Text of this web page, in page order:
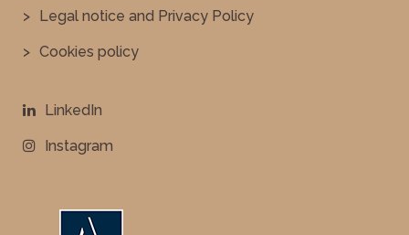
Legal notice and Privacy Policy
Cookies policy
LinkedIn
Instagram